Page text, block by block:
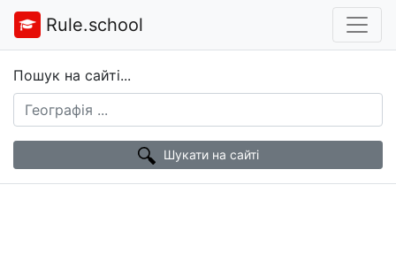
Rule.school
Пошук на сайті...
Шукати на сайті